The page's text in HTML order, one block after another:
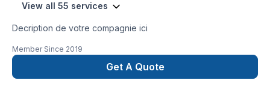
View all 55 services
Decription de votre compagnie ici
Member Since 2019
Get A Quote